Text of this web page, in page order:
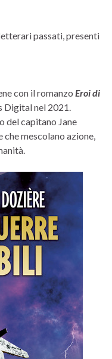
passati, presenti
con il romanzo Eroi di
Digital nel 2021.
del capitano Jane
mescolano azione,